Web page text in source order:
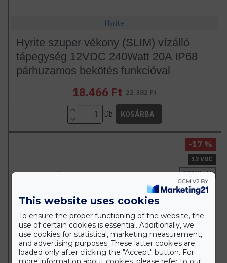
Hyrite
Hyrite szuper vékony (SLIM) vízálló
tápegység 12VDC 240Watt 20A IP68
párhuzamos bekötés funkcióval
18.466 Ft 22.382 Ft
Db KOSÁRBA
12 VDC
300 Watt
-17 %
This website uses cookies
To ensure the proper functioning of the website, the
use of certain cookies is essential. Additionally, we
use cookies for statistical, marketing measurement,
and advertising purposes. These latter cookies are
loaded only after clicking the "Accept" button. For